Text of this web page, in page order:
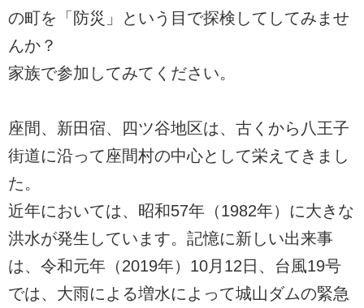
の町を「防災」という目で探検してしてみませ
んか？
家族で参加してみてください。
座間、新田宿、四ツ谷地区は、古くから八王子
街道に沿って座間村の中心として栄えてきまし
た。
近年においては、昭和57年（1982年）に大きな
洪水が発生しています。記憶に新しい出来事
は、令和元年（2019年）10月12日、台風19号
では、大雨による増水によって城山ダムの緊急